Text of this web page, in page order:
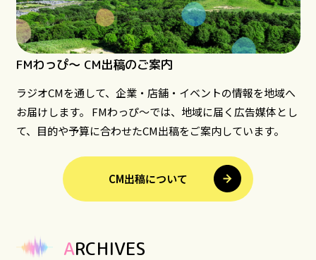
FMわっぴ～ CM出稿のご案内
ラジオCMを通して、企業・店舗・イベントの情報を地域へ
お届けします。 FMわっぴ～では、地域に届く広告媒体とし
て、目的や予算に合わせたCM出稿をご案内しています。
CM出稿について
ARCHIVES